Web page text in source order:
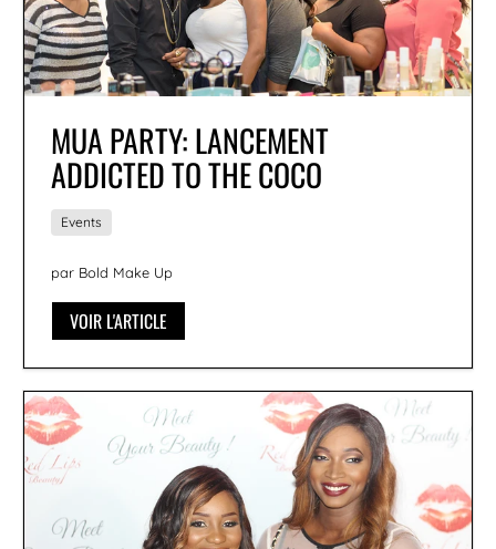
MUA PARTY: LANCEMENT
ADDICTED TO THE COCO
Events
par Bold Make Up
VOIR L'ARTICLE